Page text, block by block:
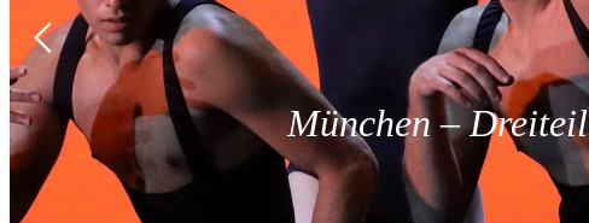
München –